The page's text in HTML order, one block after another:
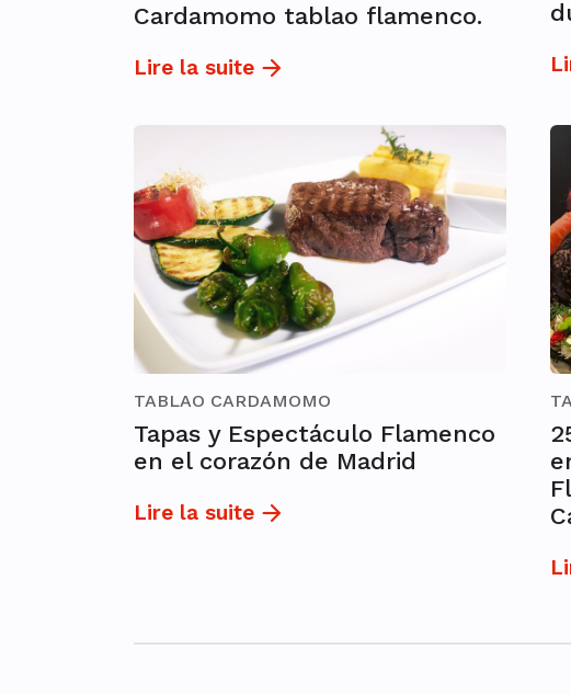
Cardamomo tablao flamenco.
Lire la suite
TABLAO CARDAMOMO
Tapas y Espectáculo Flamenco
en el corazón de Madrid
Lire la suite